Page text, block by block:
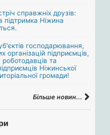
справжніх друзів:
підтримка Ніжина
господарювання,
організацій підприємців,
роботодавців та
Ніжинської
громади!
Більше новин...